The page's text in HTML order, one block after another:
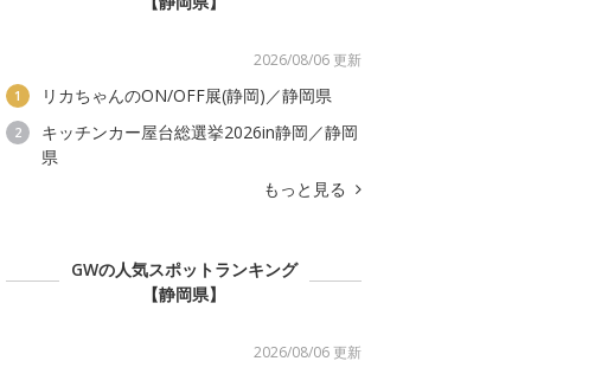
2026/08/06 更新
1 リカちゃんのON/OFF展(静岡)／静岡県
2
キッチンカー屋台総選挙2026in静岡／静岡
県
もっと見る
GWの人気スポットランキング
【静岡県】
2026/08/06 更新